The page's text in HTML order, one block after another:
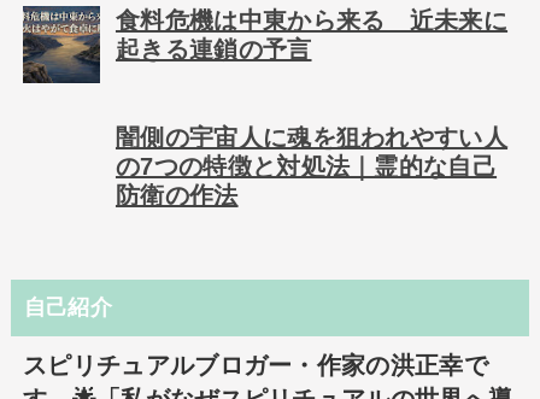
食料危機は中東から来る 近未来に
起きる連鎖の予言
闇側の宇宙人に魂を狙われやすい人
の7つの特徴と対処法｜霊的な自己
防衛の作法
自己紹介
スピリチュアルブロガー・作家の洪正幸で